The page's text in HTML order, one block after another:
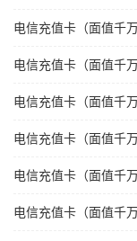
电信充值卡（面值千
电信充值卡（面值千
电信充值卡（面值千
电信充值卡（面值千
电信充值卡（面值千
电信充值卡（面值千